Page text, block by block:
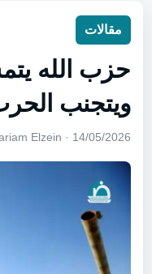
مقالات
حزب الله
ويتجنب
14/05/2026 · Mariam Elzein